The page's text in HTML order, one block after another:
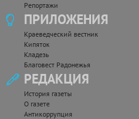
Репортажи
ПРИЛОЖЕНИЯ
Краеведческий вестник
Кипяток
Кладезь
Благовест Радонежья
РЕДАКЦИЯ
История газеты
О газете
Антикоррупция